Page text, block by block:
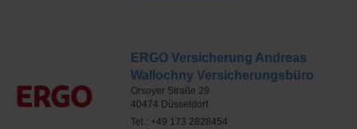
ERGO Versicherung Andreas
Wallochny Versicherungsbüro
Orsoyer Straße 29
40474 Düsseldorf
Tel.: +49 173 2828454